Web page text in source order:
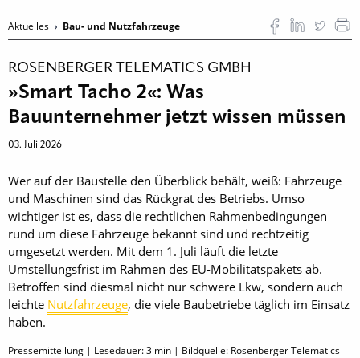
Aktuelles Bau- und Nutzfahrzeuge
ROSENBERGER TELEMATICS GMBH
»Smart Tacho 2«: Was
Bauunternehmer jetzt wissen müssen
03. Juli 2026
Wer auf der Baustelle den Überblick behält, weiß: Fahrzeuge
und Maschinen sind das Rückgrat des Betriebs. Umso
wichtiger ist es, dass die rechtlichen Rahmenbedingungen
rund um diese Fahrzeuge bekannt sind und rechtzeitig
umgesetzt werden. Mit dem 1. Juli läuft die letzte
Umstellungsfrist im Rahmen des EU-Mobilitätspakets ab.
Betroffen sind diesmal nicht nur schwere Lkw, sondern auch
leichte Nutzfahrzeuge, die viele Baubetriebe täglich im Einsatz
haben.
Pressemitteilung | Lesedauer:3 min | Bildquelle: Rosenberger Telematics